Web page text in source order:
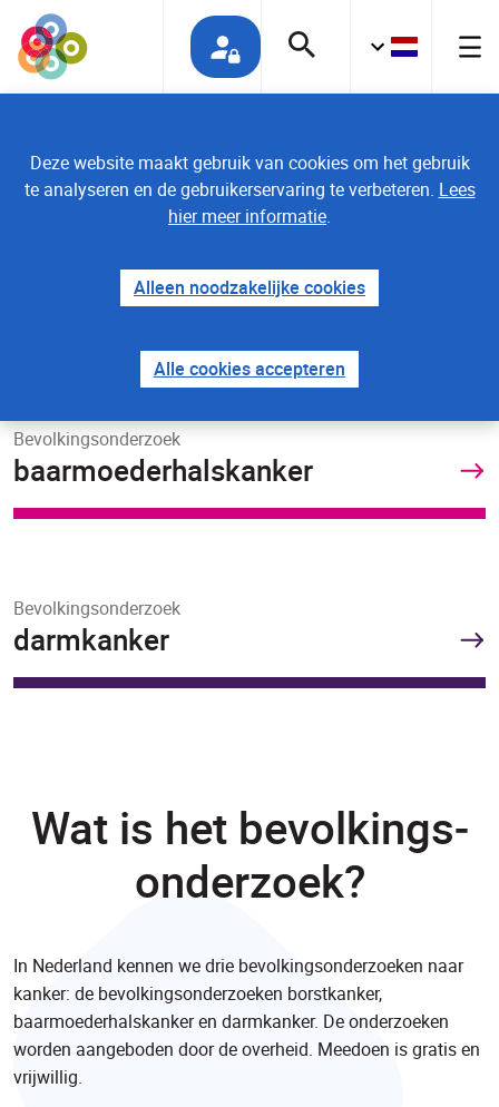
Deze website maakt gebruik van cookies om het gebruik
te analyseren en de gebruikerservaring te verbeteren. Lees
hier meer informatie.
Alleen noodzakelijke cookies
Alle cookies accepteren
Bevolkingsonderzoek
borstkanker
Bevolkingsonderzoek
baarmoederhalskanker
Bevolkingsonderzoek
darmkanker
Wat is het bevolkings­
onderzoek?
In Nederland kennen we drie bevolkingsonderzoeken naar
kanker: de bevolkingsonderzoeken borstkanker,
baarmoederhalskanker en darmkanker. De onderzoeken
worden aangeboden door de overheid. Meedoen is gratis en
vrijwillig.